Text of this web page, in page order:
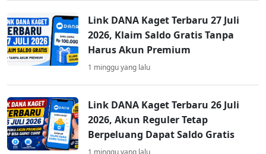
Link DANA Kaget Terbaru 27 Juli
2026, Klaim Saldo Gratis Tanpa
Harus Akun Premium
1 minggu yang lalu
Link DANA Kaget Terbaru 26 Juli
2026, Akun Reguler Tetap
Berpeluang Dapat Saldo Gratis